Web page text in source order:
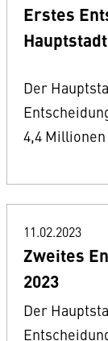
Erstes
Der
4,4
11.02.2023
Zweites
2023
Der